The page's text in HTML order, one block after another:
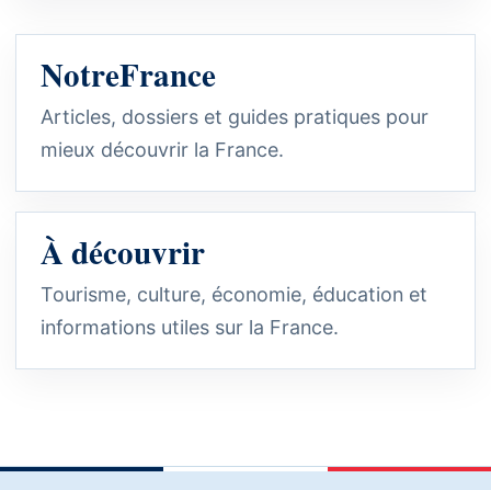
NotreFrance
Articles, dossiers et guides pratiques pour
mieux découvrir la France.
À découvrir
Tourisme, culture, économie, éducation et
informations utiles sur la France.